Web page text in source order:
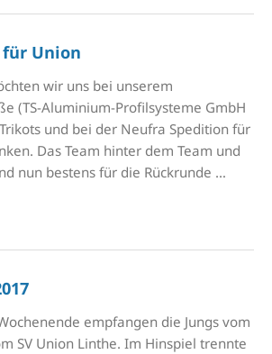
für Union
wir uns bei unserem
(TS-Aluminium-Profilsysteme GmbH
und bei der Neufra Spedition für
Das Team hinter dem Team und
nun bestens für die Rückrunde …
empfangen die Jungs vom
SV Union Linthe. Im Hinspiel trennte